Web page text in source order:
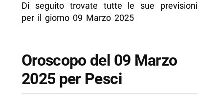
Di seguito trovate tutte le sue previsioni
per il giorno 09 Marzo 2025
Oroscopo del 09 Marzo
2025 per Pesci